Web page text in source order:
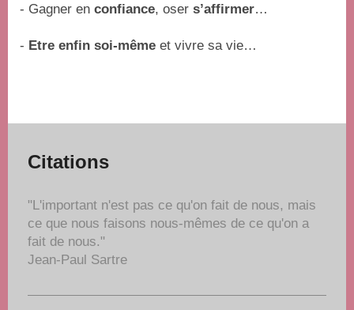
- Gagner en confiance, oser s’affirmer…
- Etre enfin soi-même et vivre sa vie…
Citations
"L'important n'est pas ce qu'on fait de nous, mais
ce que nous faisons nous-mêmes de ce qu'on a
fait de nous."
Jean-Paul Sartre